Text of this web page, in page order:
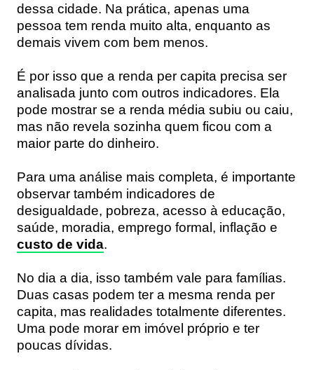
dessa cidade. Na prática, apenas uma
pessoa tem renda muito alta, enquanto as
demais vivem com bem menos.
É por isso que a renda per capita precisa ser
analisada junto com outros indicadores. Ela
pode mostrar se a renda média subiu ou caiu,
mas não revela sozinha quem ficou com a
maior parte do dinheiro.
Para uma análise mais completa, é importante
observar também indicadores de
desigualdade, pobreza, acesso à educação,
saúde, moradia, emprego formal, inflação e
custo de vida.
No dia a dia, isso também vale para famílias.
Duas casas podem ter a mesma renda per
capita, mas realidades totalmente diferentes.
Uma pode morar em imóvel próprio e ter
poucas dívidas.